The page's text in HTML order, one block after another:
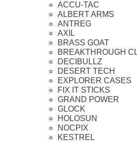
ACCU-TAC
ALBERT ARMS
ANTREG
AXIL
BRASS GOAT
BREAKTHROUGH
DECIBULLZ
DESERT TECH
EXPLORER CASES
FIX IT STICKS
GRAND POWER
GLOCK
HOLOSUN
NOCPIX
KESTREL